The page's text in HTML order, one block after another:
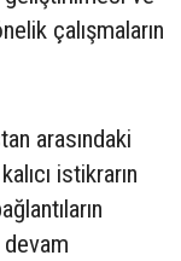
çalışmaların
arasındaki
istikrarın